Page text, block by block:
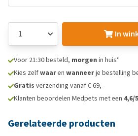
In
Voor 21:30 besteld, morgen in huis*
Kies zelfwaaren wanneerje bestelling
Gratis verzending vanaf € 69,-
Klanten beoordelen Medpets met een 4,6/5
Gerelateerde producten